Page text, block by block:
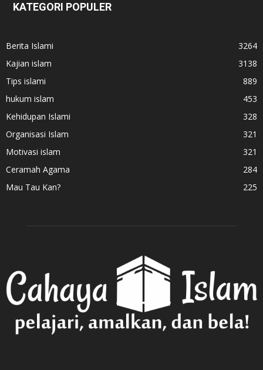
KATEGORI POPULER
Berita Islami
3264
Kajian islam
3138
Tips islami
889
hukum islam
453
Kehidupan Islami
328
Organisasi Islam
321
Motivasi islam
321
Ceramah Agama
284
Mau Tau Kan?
225